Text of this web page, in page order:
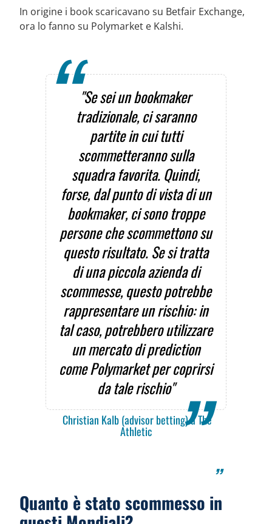
In origine i book scaricavano su Betfair Exchange,
ora lo fanno su Polymarket e Kalshi.
"Se sei un bookmaker
tradizionale, ci saranno
partite in cui tutti
scommetteranno sulla
squadra favorita. Quindi,
forse, dal punto di vista di un
bookmaker, ci sono troppe
persone che scommettono su
questo risultato. Se si tratta
di una piccola azienda di
scommesse, questo potrebbe
rappresentare un rischio: in
tal caso, potrebbero utilizzare
un mercato di prediction
come Polymarket per coprirsi
da tale rischio"
Christian Kalb (advisor betting) a The
Athletic
Quanto è stato scommesso in